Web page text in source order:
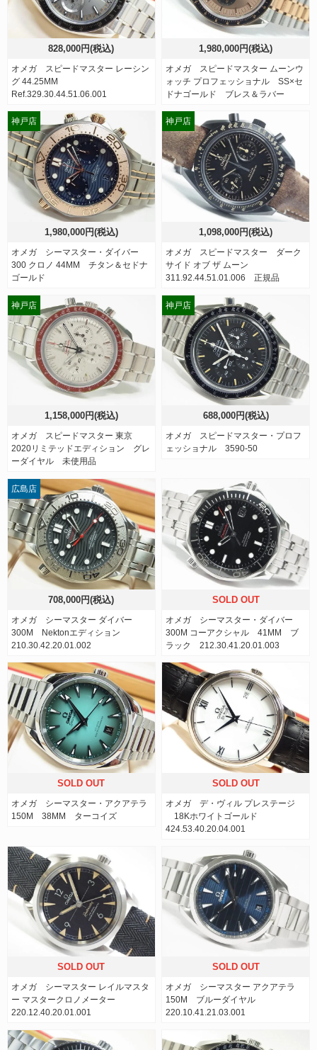
828,000円(税込)
オメガ スピードマスター レーシン
グ 44.25MM
Ref.329.30.44.51.06.001
1,980,000円(税込)
オメガ スピードマスター ムーンウ
ォッチ プロフェッショナル SS×セ
ドナゴールド ブレス＆ラバー
1,980,000円(税込)
オメガ シーマスター・ダイバー
300 クロノ 44MM チタン＆セドナ
ゴールド
神戸店
1,098,000円(税込)
オメガ スピードマスター ダーク
サイド オブ ザ ムーン
311.92.44.51.01.006 正規品
神戸店
1,158,000円(税込)
オメガ スピードマスター 東京
2020リミテッドエディション グレ
ーダイヤル 未使用品
神戸店
688,000円(税込)
オメガ スピードマスター・プロフ
ェッショナル 3590-50
神戸店
708,000円(税込)
オメガ シーマスター ダイバー
300M Nektonエディショ ン
210.30.42.20.01.002
広島店
SOLD OUT
オメガ シーマスター・ダイバー
300M コーアクシャル 41MM ブ
ラック 212.30.41.20.01.003
SOLD OUT
オメガ シーマスター・アクアテラ
150M 38MM ターコイズ
SOLD OUT
オメガ デ・ヴィル プレステージ
18Kホワイトゴールド
424.53.40.20.04.001
SOLD OUT
オメガ シーマスター レイルマスタ
ー マスタークロノメーター
220.12.40.20.01.001
SOLD OUT
オメガ シーマスター アクアテラ
150M ブルーダイヤル
220.10.41.21.03.001